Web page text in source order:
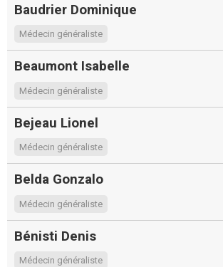
Baudrier Dominique
Médecin généraliste
Beaumont Isabelle
Médecin généraliste
Bejeau Lionel
Médecin généraliste
Belda Gonzalo
Médecin généraliste
Bénisti Denis
Médecin généraliste